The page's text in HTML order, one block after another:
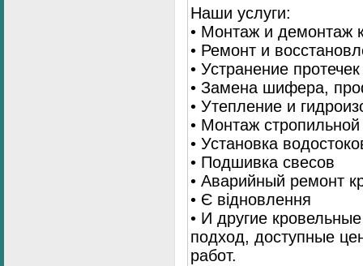
Наши услуги:
• Монтаж и демонтаж
• Ремонт и
• Устранение протечек
• Замена шифера,
• Утепление и
• Монтаж
• Установка
• Подшивка свесов
• Аварийный ремонт
• Є відновлення
• И другие
подход, доступные
работ.